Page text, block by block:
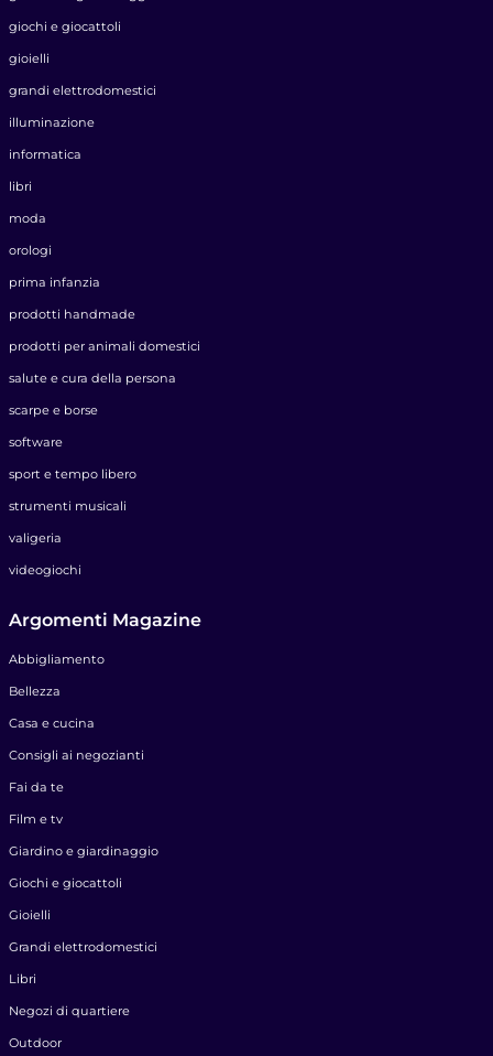
giochi e giocattoli
gioielli
grandi elettrodomestici
illuminazione
informatica
libri
moda
orologi
prima infanzia
prodotti handmade
prodotti per animali domestici
salute e cura della persona
scarpe e borse
software
sport e tempo libero
strumenti musicali
valigeria
videogiochi
Argomenti Magazine
Abbigliamento
Bellezza
Casa e cucina
Consigli ai negozianti
Fai da te
Film e tv
Giardino e giardinaggio
Giochi e giocattoli
Gioielli
Grandi elettrodomestici
Libri
Negozi di quartiere
Outdoor